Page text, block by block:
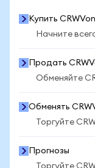
Купить CRWVon
Начните
Продать
Обменяйте
Обменять
Торгуйте
Прогнозы
Торгуйте